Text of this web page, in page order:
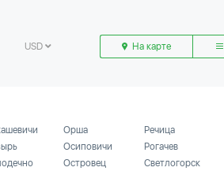
USD На карте
Орша
Осиповичи
Островец
Речица
Рогачев
Светлогорск